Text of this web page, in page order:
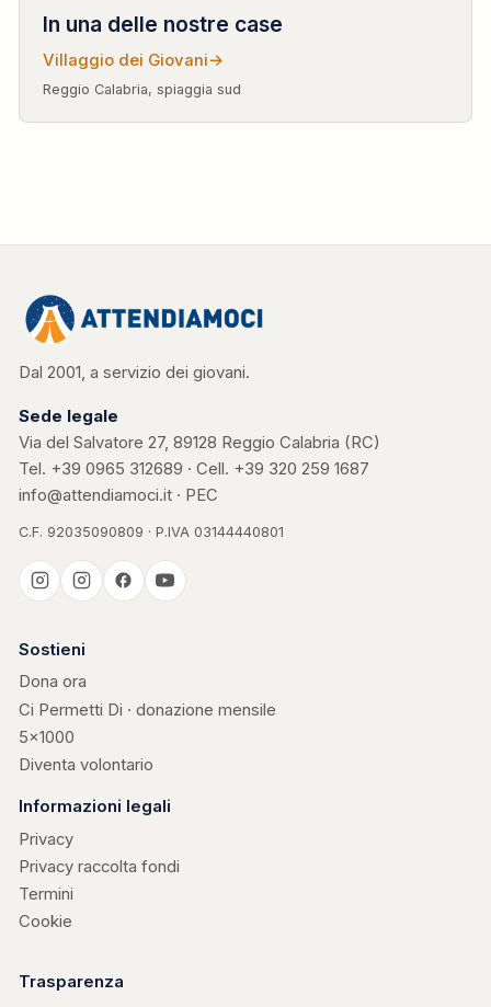
In una delle nostre case
Villaggio dei Giovani→
Reggio Calabria, spiaggia sud
Dal 2001, a servizio dei giovani.
Sede legale
Via del Salvatore 27, 89128 Reggio Calabria (RC)
Tel. +39 0965 312689 · Cell. +39 320 259 1687
info@attendiamoci.it · PEC
C.F. 92035090809 · P.IVA 03144440801
Casa Kerigma
Sostieni
Dona ora
Ci Permetti Di · donazione mensile
5×1000
Diventa volontario
Informazioni legali
Privacy
Privacy raccolta fondi
Termini
Cookie
Trasparenza